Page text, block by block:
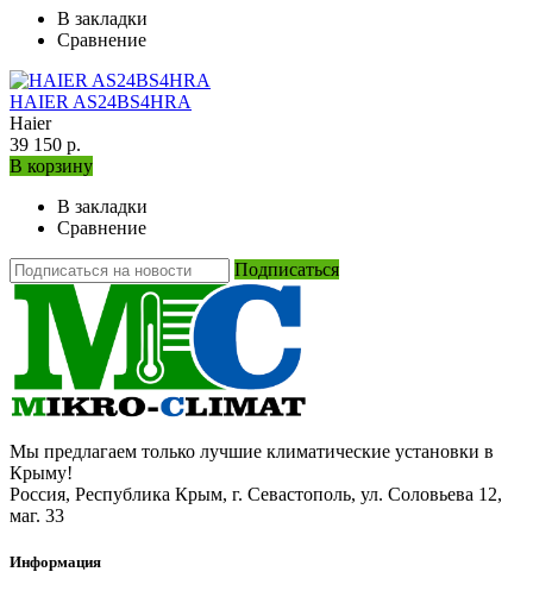
В закладки
Сравнение
HAIER AS24BS4HRA
Haier
39 150 р.
В корзину
В закладки
Сравнение
Подписаться
Мы предлагаем только лучшие климатические установки в
Крыму!
Россия, Республика Крым, г. Севастополь, ул. Соловьева 12,
маг. 33
Информация